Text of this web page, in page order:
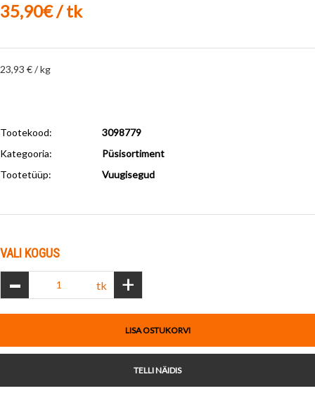
35,90€ / tk
23,93 € / kg
Tootekood:
3098779
Kategooria:
Püsisortiment
Tootetüüp:
Vuugisegud
VALI KOGUS
- tk +
LISA OSTUKORVI
TELLI NÄIDIS